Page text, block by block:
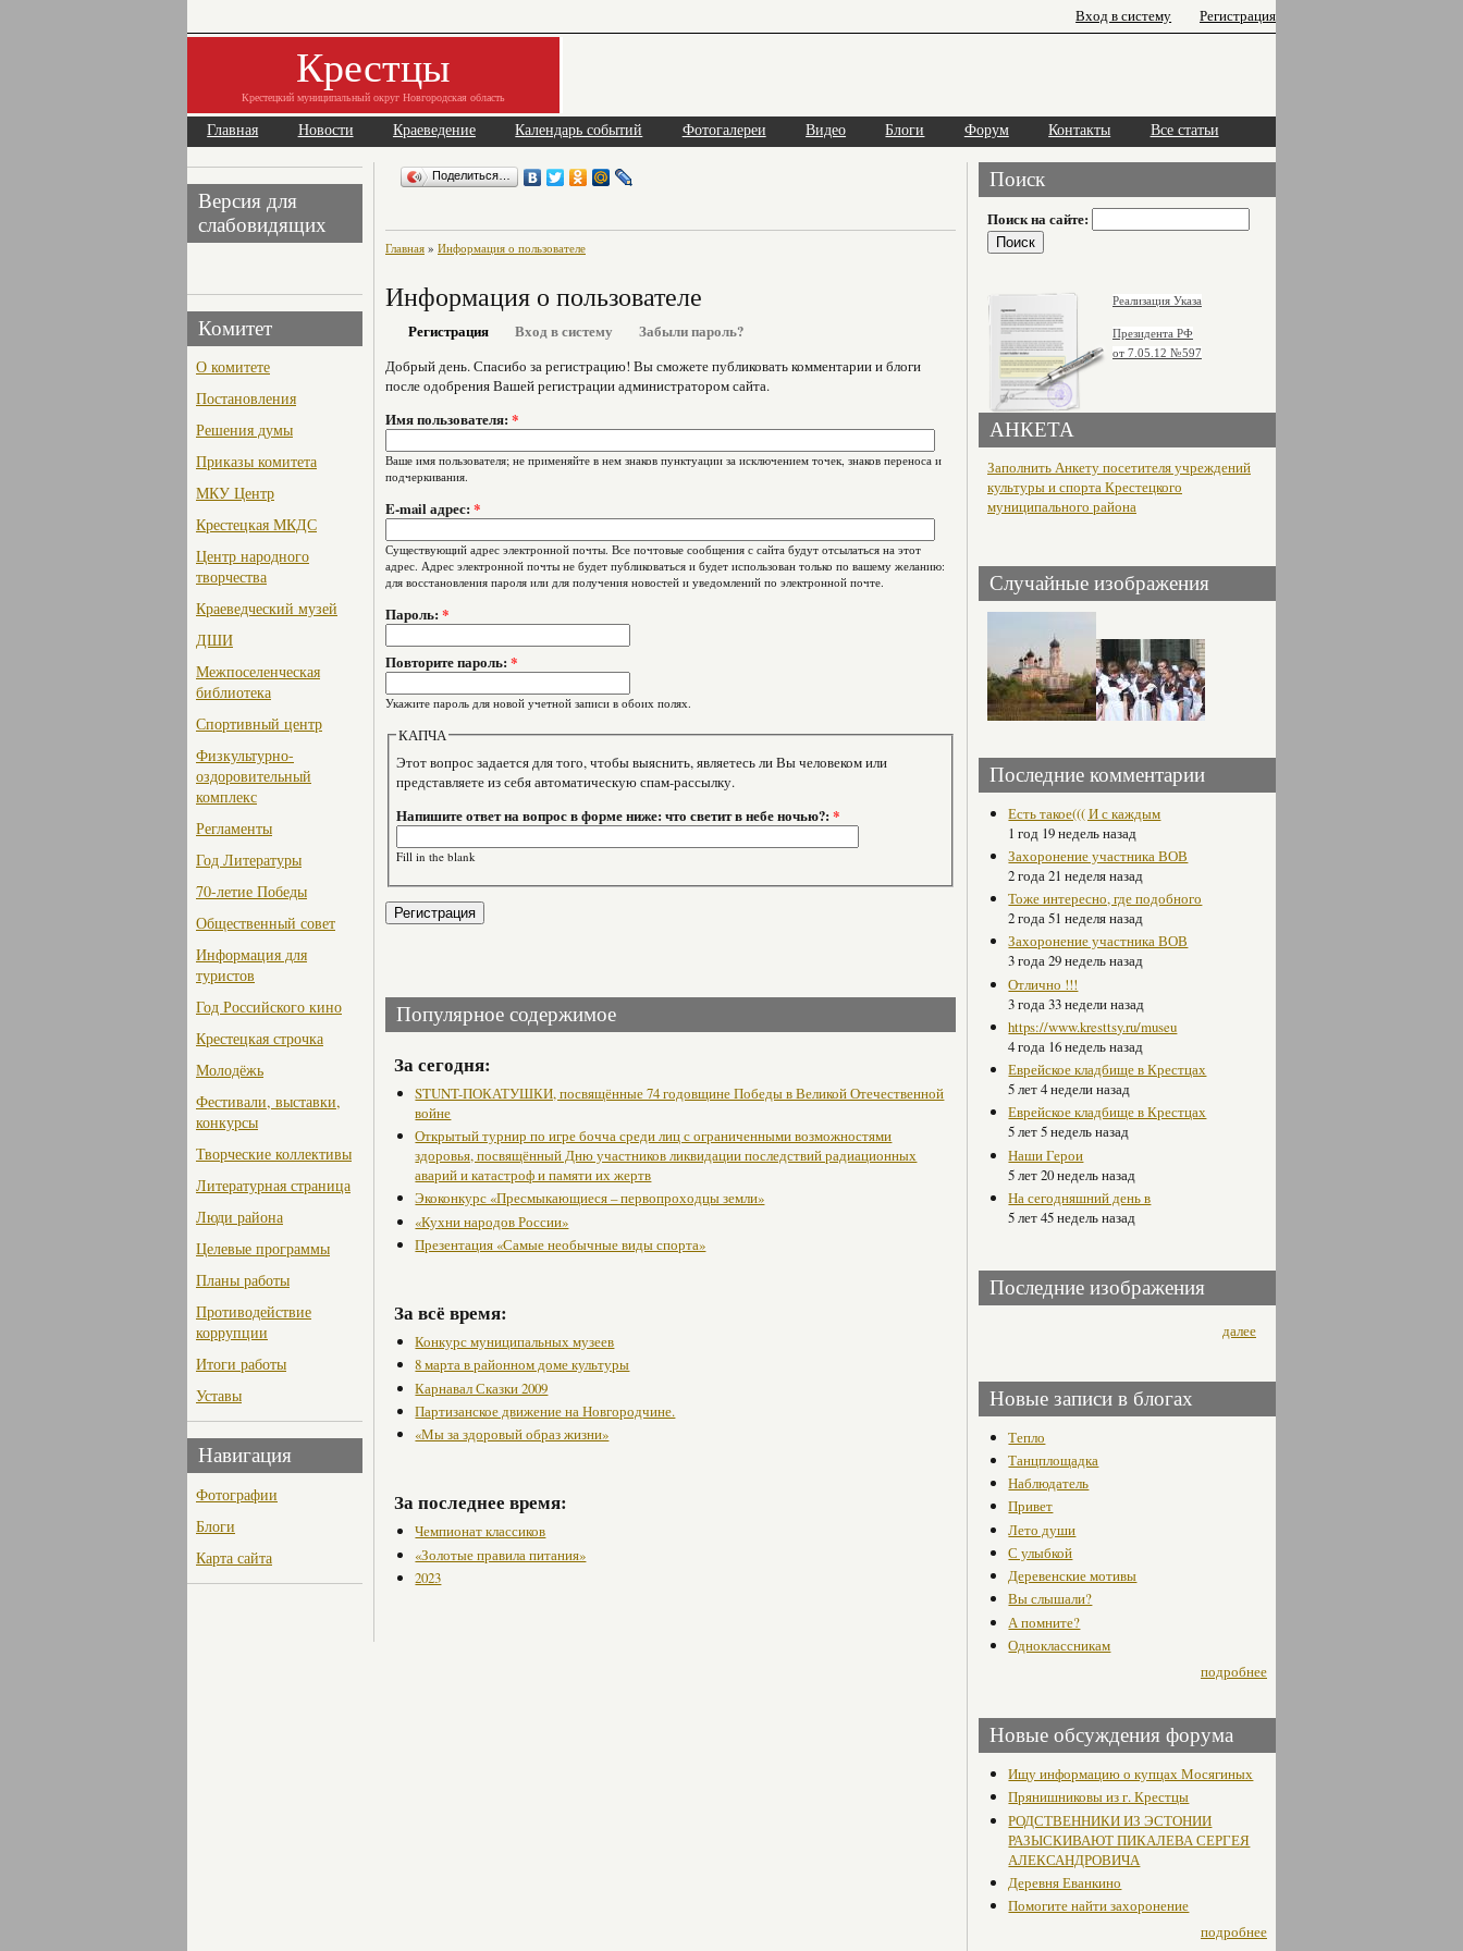
Вход в систему Регистрация
Крестцы
Крестецкий муниципальный округ Новгородская область
Главная Новости Краеведение Календарь событий Фотогалереи Видео Блоги Форум Контакты Все статьи
Версия для
слабовидящих
Комитет
О комитете
Постановления
Решения думы
Приказы комитета
МКУ Центр
Крестецкая МКДС
Центр народного
творчества
Краеведческий музей
ДШИ
Межпоселенческая
библиотека
Спортивный центр
Физкультурно-
оздоровительный
комплекс
Регламенты
Год Литературы
70-летие Победы
Общественный совет
Информация для
туристов
Год Российского кино
Крестецкая строчка
Молодёжь
Фестивали, выставки,
конкурсы
Творческие коллективы
Литературная страница
Люди района
Целевые программы
Планы работы
Противодействие
коррупции
Итоги работы
Уставы
Навигация
Фотографии
Блоги
Карта сайта
Поделиться…
Главная » Информация о пользователе
Информация о пользователе
Регистрация Вход в систему
Забыли пароль?
Добрый день. Спасибо за регистрацию! Вы сможете публиковать комментарии и блоги
после одобрения Вашей регистрации администратором сайта.
Имя пользователя: *
Ваше имя пользователя; не применяйте в нем знаков пунктуации за исключением точек, знаков переноса и
подчеркивания.
E-mail адрес: *
Существующий адрес электронной почты. Все почтовые сообщения с сайта будут отсылаться на этот
адрес. Адрес электронной почты не будет публиковаться и будет использован только по вашему желанию:
для восстановления пароля или для получения новостей и уведомлений по электронной почте.
Пароль: *
Повторите пароль: *
Укажите пароль для новой учетной записи в обоих полях.
КАПЧА
Этот вопрос задается для того, чтобы выяснить, являетесь ли Вы человеком или
представляете из себя автоматическую спам-рассылку.
Напишите ответ на вопрос в форме ниже: что светит в небе ночью?:*
Fill in the blank
Популярное содержимое
За сегодня:
STUNT-ПОКАТУШКИ, посвящённые 74 годовщине Победы в Великой Отечественной
войне
Открытый турнир по игре бочча среди лиц с ограниченными возможностями
здоровья, посвящённый Дню участников ликвидации последствий радиационных
аварий и катастроф и памяти их жертв
Экоконкурс «Пресмыкающиеся – первопроходцы земли»
«Кухни народов России»
Презентация «Самые необычные виды спорта»
За всё время:
Конкурс муниципальных музеев
8 марта в районном доме культуры
Карнавал Сказки 2009
Партизанское движение на Новгородчине.
«Мы за здоровый образ жизни»
За последнее время:
Чемпионат классиков
«Золотые правила питания»
2023
Поиск
Поиск на сайте:
Реализация Указа
Президента РФ
от 7.05.12 №597
АНКЕТА
Заполнить Анкету посетителя учреждений
культуры и спорта Крестецкого
муниципального района
Случайные изображения
Последние комментарии
Есть такое((( И с каждым
1 год 19 недель назад
Захоронение участника ВОВ
2 года 21 неделя назад
Тоже интересно, где подобного
2 года 51 неделя назад
Захоронение участника ВОВ
3 года 29 недель назад
Отлично !!!
3 года 33 недели назад
https://www.kresttsy.ru/museu
4 года 16 недель назад
Еврейское кладбище в Крестцах
5 лет 4 недели назад
Еврейское кладбище в Крестцах
5 лет 5 недель назад
Наши Герои
5 лет 20 недель назад
На сегодняшний день в
5 лет 45 недель назад
Последние изображения
далее
Новые записи в блогах
Тепло
Танцплощадка
Наблюдатель
Привет
Лето души
С улыбкой
Деревенские мотивы
Вы слышали?
А помните?
Одноклассникам
подробнее
Новые обсуждения форума
Ищу информацию о купцах Мосягиных
Прянишниковы из г. Крестцы
РОДСТВЕННИКИ ИЗ ЭСТОНИИ
РАЗЫСКИВАЮТ ПИКАЛЕВА СЕРГЕЯ
АЛЕКСАНДРОВИЧА
Деревня Еванкино
Помогите найти захоронение
подробнее